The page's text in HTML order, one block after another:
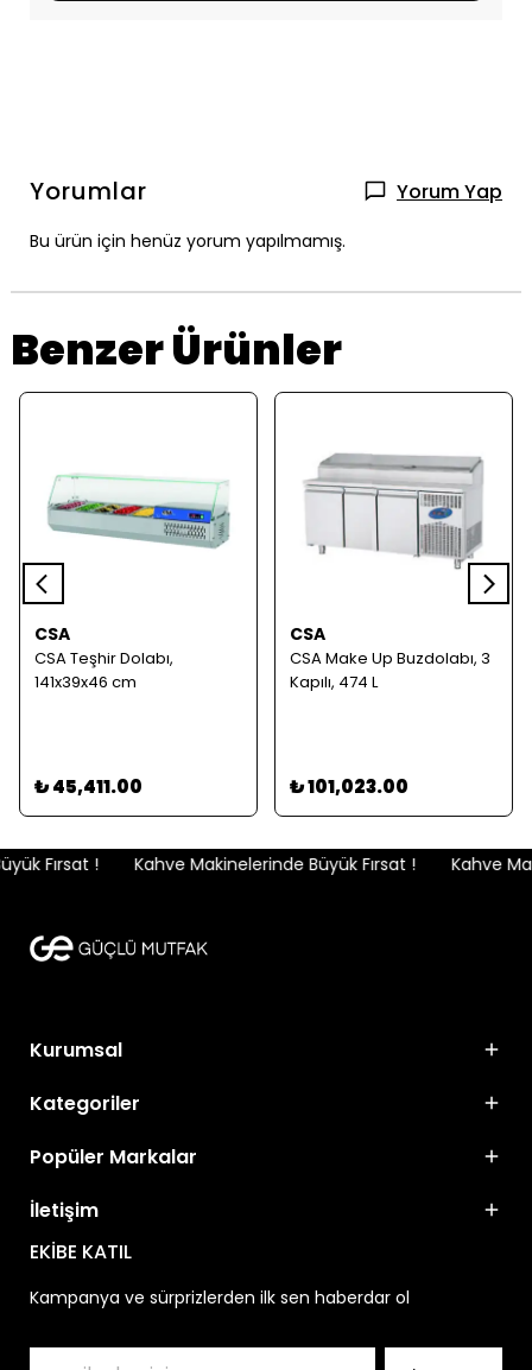
Yorumlar Yorum Yap
Bu ürün için henüz yorum yapılmamış.
Benzer Ürünler
CSA
CSA Teşhir Dolabı,
141x39x46 cm
₺ 45,411.00
CSA
CSA Make Up Buzdolabı, 3
Kapılı, 474 L
₺ 101,023.00
Fırsat ! Kahve Makinelerinde Büyük Fırsat ! Kahve
Kurumsal
Kategoriler
Popüler Markalar
İletişim
EKİBE KATIL
Kampanya ve sürprizlerden ilk sen haberdar ol